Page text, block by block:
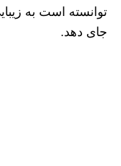
توانسته است به
جای دهد.